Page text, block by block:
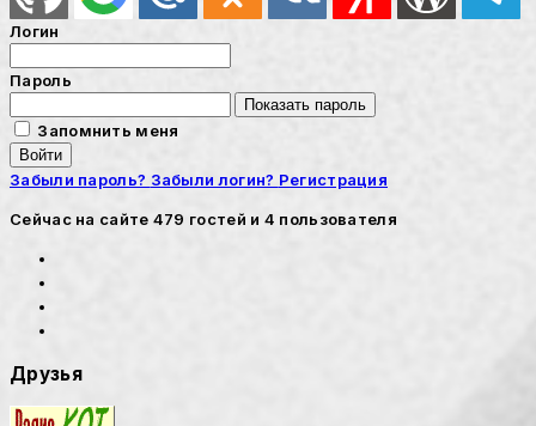
Логин
Пароль
Показать пароль
Запомнить меня
Войти
Забыли пароль? Забыли логин? Регистрация
Сейчас на сайте 479 гостей и 4 пользователя
Друзья